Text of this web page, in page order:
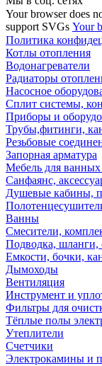
Your browser does
support SVGs Your
Политика
Котлы отопления
Водонагреватели
Радиаторы
Насосное
Сплит системы,
Приборы и
Трубы,фитинги,
Резьбовые
Запорная арматура
Мебель для
Санфаянс,
Душевые кабины,
Ванны
Смесители,
Подводка, шланги,
Емкости, бочки,
Дымоходы
Вентиляция
Инструмент и
Фильтры для
Тёплые полы
Утеплители
Счетчики
Электрокамины и